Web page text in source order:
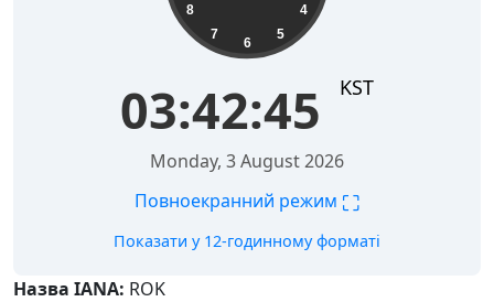
4
5
6
7
8
03:42:45 KST
Monday, 3 August 2026
Повноекранний режим ⛶
Показати у 12-годинному форматі
Назва IANA: ROK